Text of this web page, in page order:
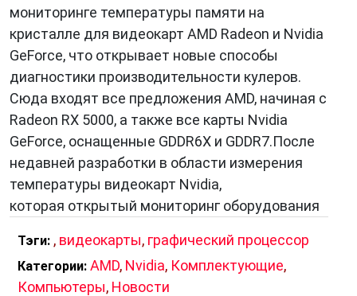
мониторинге температуры памяти на
кристалле для видеокарт AMD Radeon и Nvidia
GeForce, что открывает новые способы
диагностики производительности кулеров.
Сюда входят все предложения AMD, начиная с
Radeon RX 5000, а также все карты Nvidia
GeForce, оснащенные GDDR6X и GDDR7.После
недавней разработки в области измерения
температуры видеокарт Nvidia,
которая открытый мониторинг оборудования
Тэги: , видеокарты, графический процессор
Категории: AMD, Nvidia, Комплектующие,
Компьютеры, Новости